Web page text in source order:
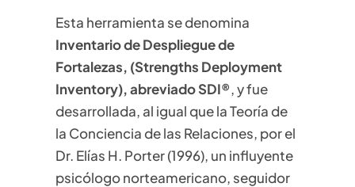
Esta herramienta se denomina
Inventario de Despliegue de
Fortalezas, (Strengths Deployment
Inventory), abreviado SDI®, y fue
desarrollada, al igual que la Teoría de
la Conciencia de las Relaciones, por el
Dr. Elías H. Porter (1996), un influyente
psicólogo norteamericano, seguidor